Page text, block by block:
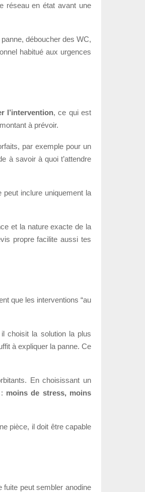
réseau en état avant une
déboucher des WC,
habitué aux urgences
l’intervention, ce qui est
à prévoir.
par exemple pour un
à savoir à quoi t’attendre
inclure uniquement la
et la nature exacte de la
propre facilite aussi tes
que les interventions “au
choisit la solution la plus
à expliquer la panne. Ce
En choisissant un
moins de stress, moins
pièce, il doit être capable
peut sembler anodine